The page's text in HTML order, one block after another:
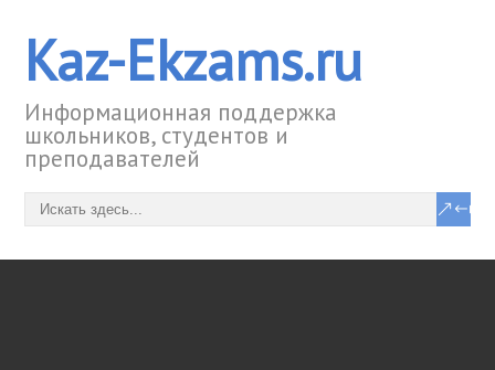
Kaz-Ekzams.ru
Информационная поддержка
школьников, студентов и
преподавателей